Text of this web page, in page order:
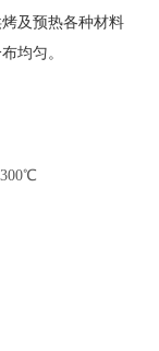
及预热各种材料
均匀。